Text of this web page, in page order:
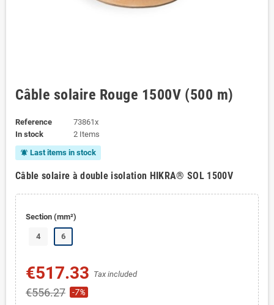
Câble solaire Rouge 1500V (500 m)
Reference
73861x
In stock
2 Items
notifications_active Last items in stock
Câble solaire à double isolation HIKRA® SOL 1500V
Section (mm²)
4 6
€517.33 Tax included
€556.27 -7%